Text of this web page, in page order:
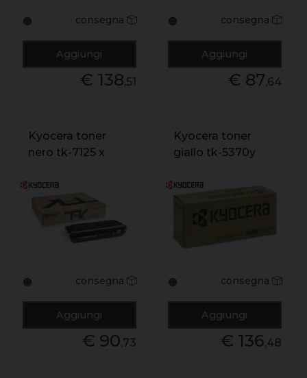
🟠 consegna
Aggiungi
€ 138,51
🟠 consegna
Aggiungi
€ 87,64
Kyocera toner
nero tk-7125 x
🟠 consegna
Aggiungi
€ 90,73
Kyocera toner
giallo tk-5370y
🟠 consegna
Aggiungi
€ 136,48